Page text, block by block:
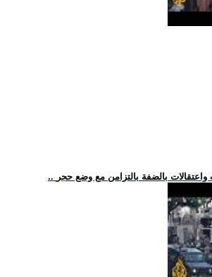
واعتقالات بالضفة بالتزامن مع وضع حجر